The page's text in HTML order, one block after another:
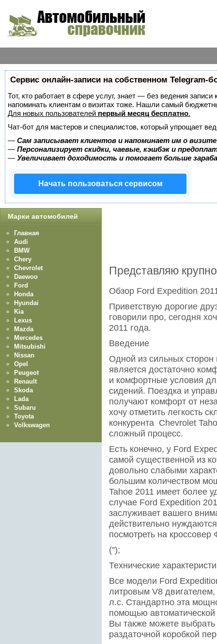
Сервис онлайн-записи на собственном Telegram-
Тот, кто работает в сфере услуг, знает — без ведения
напоминать клиентам о визитах тоже. Нашли самый
Для новых пользователей первый месяц бесплатно.
Чат-бот для мастеров и специалистов, который упрощает
— Сам записывает клиентов и напоминает им о
— Персонализирует скидки, чаевые, кэшбэк и
— Увеличивает доходимость и помогает больше
Начать пользоваться сервисом
Представляю
Обзор Ford Expedition
Приветствую дорогие
говорили про, сегодня
2011 года.
Введение
Одной из сильных
является достаточно
и комфортные условия
сидений. Поездка и
получают комфорт от
хочу отметить легкость
конкурента Chevrolet
сложный процесс.
Есть конечно, у Ford
самой существенной из
довольно слабыми
большим количеством
Tahoe 2011 имеет более
случае Ford Expedition
заслуживает вашего
действительно
посмотреть на
('');
Технические
Все модели Ford
литровым V8
л.с. Стандартно эта
помощью
Вы также можете
раздаточной коробкой
Марки автомобилей
Главная
Audi
BMW
Chery
Chevrolet
Daewoo
Ford
Honda
Hyundai
Kia
Lexus
Mazda
Mercedes
Mitsubishi
Nissan
Opel
Peugeot
Renault
Skoda
Lada
Subaru
Toyota
Volkswagen